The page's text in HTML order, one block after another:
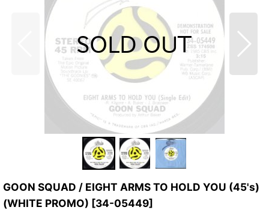
GOON SQUAD / EIGHT ARMS TO HOLD YOU (45's)
(WHITE PROMO) [34-05449]